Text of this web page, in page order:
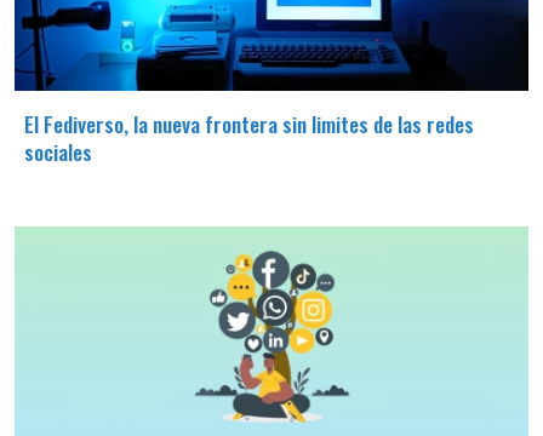
El Fediverso, la nueva frontera sin limites de las redes
sociales